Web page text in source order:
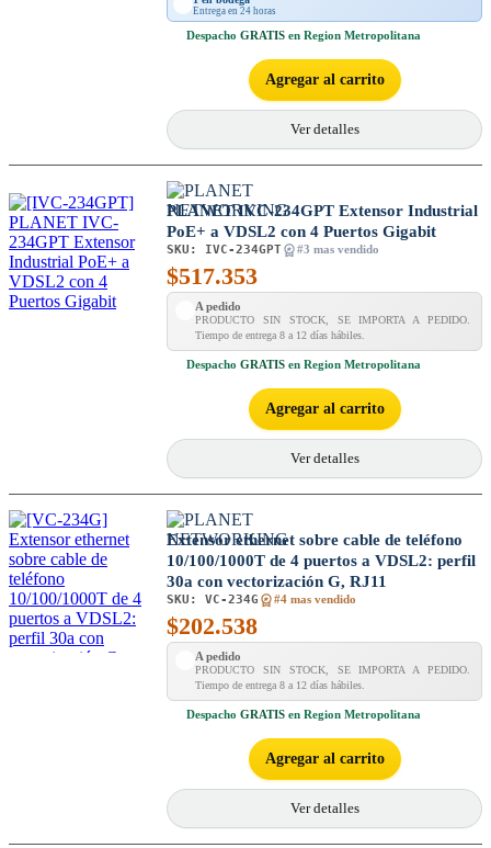
Entrega en 24 horas
Despacho GRATIS en Region Metropolitana
Agregar al carrito
Ver detalles
PLANET IVC-234GPT Extensor Industrial
PoE+ a VDSL2 con 4 Puertos Gigabit
SKU: IVC-234GPT #3 mas vendido
$517.353
A pedido
PRODUCTO SIN STOCK, SE IMPORTA A PEDIDO.
Tiempo de entrega 8 a 12 días hábiles.
Despacho GRATIS en Region Metropolitana
Agregar al carrito
Ver detalles
Extensor ethernet sobre cable de teléfono
10/100/1000T de 4 puertos a VDSL2: perfil
30a con vectorización G, RJ11
SKU: VC-234G #4 mas vendido
$202.538
A pedido
PRODUCTO SIN STOCK, SE IMPORTA A PEDIDO.
Tiempo de entrega 8 a 12 días hábiles.
Despacho GRATIS en Region Metropolitana
Agregar al carrito
Ver detalles